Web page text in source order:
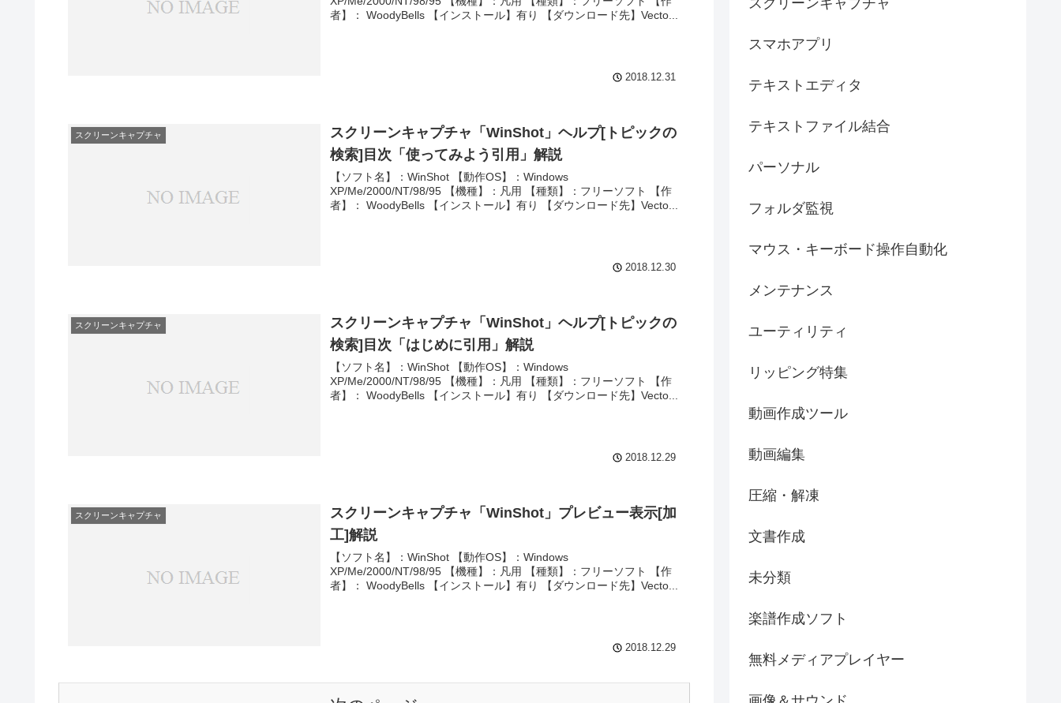
者】： WoodyBells 【インストール】有り 【ダウンロード先】Vecto...
2018.12.31
スクリーンキャプチャ
スクリーンキャプチャ「WinShot」ヘルプ[トピックの
検索]目次「使ってみよう引用」解説
【ソフト名】：WinShot 【動作OS】：Windows
XP/Me/2000/NT/98/95 【機種】：凡用 【種類】：フリーソフト 【作
者】： WoodyBells 【インストール】有り 【ダウンロード先】Vecto...
2018.12.30
スクリーンキャプチャ
スクリーンキャプチャ「WinShot」ヘルプ[トピックの
検索]目次「はじめに引用」解説
【ソフト名】：WinShot 【動作OS】：Windows
XP/Me/2000/NT/98/95 【機種】：凡用 【種類】：フリーソフト 【作
者】： WoodyBells 【インストール】有り 【ダウンロード先】Vecto...
2018.12.29
スクリーンキャプチャ
スクリーンキャプチャ「WinShot」プレビュー表示[加
工]解説
【ソフト名】：WinShot 【動作OS】：Windows
XP/Me/2000/NT/98/95 【機種】：凡用 【種類】：フリーソフト 【作
者】： WoodyBells 【インストール】有り 【ダウンロード先】Vecto...
2018.12.29
スクリーンキャプチャ
スマホアプリ
テキストエディタ
テキストファイル結合
パーソナル
フォルダ監視
マウス・キーボード操作自動化
メンテナンス
ユーティリティ
リッピング特集
動画作成ツール
動画編集
圧縮・解凍
文書作成
未分類
楽譜作成ソフト
無料メディアプレイヤー